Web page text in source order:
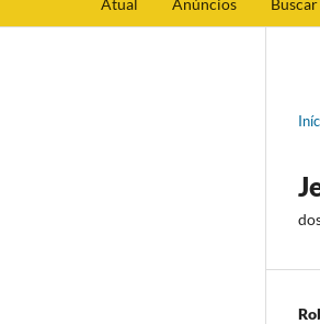
Atual Anúncios Buscar